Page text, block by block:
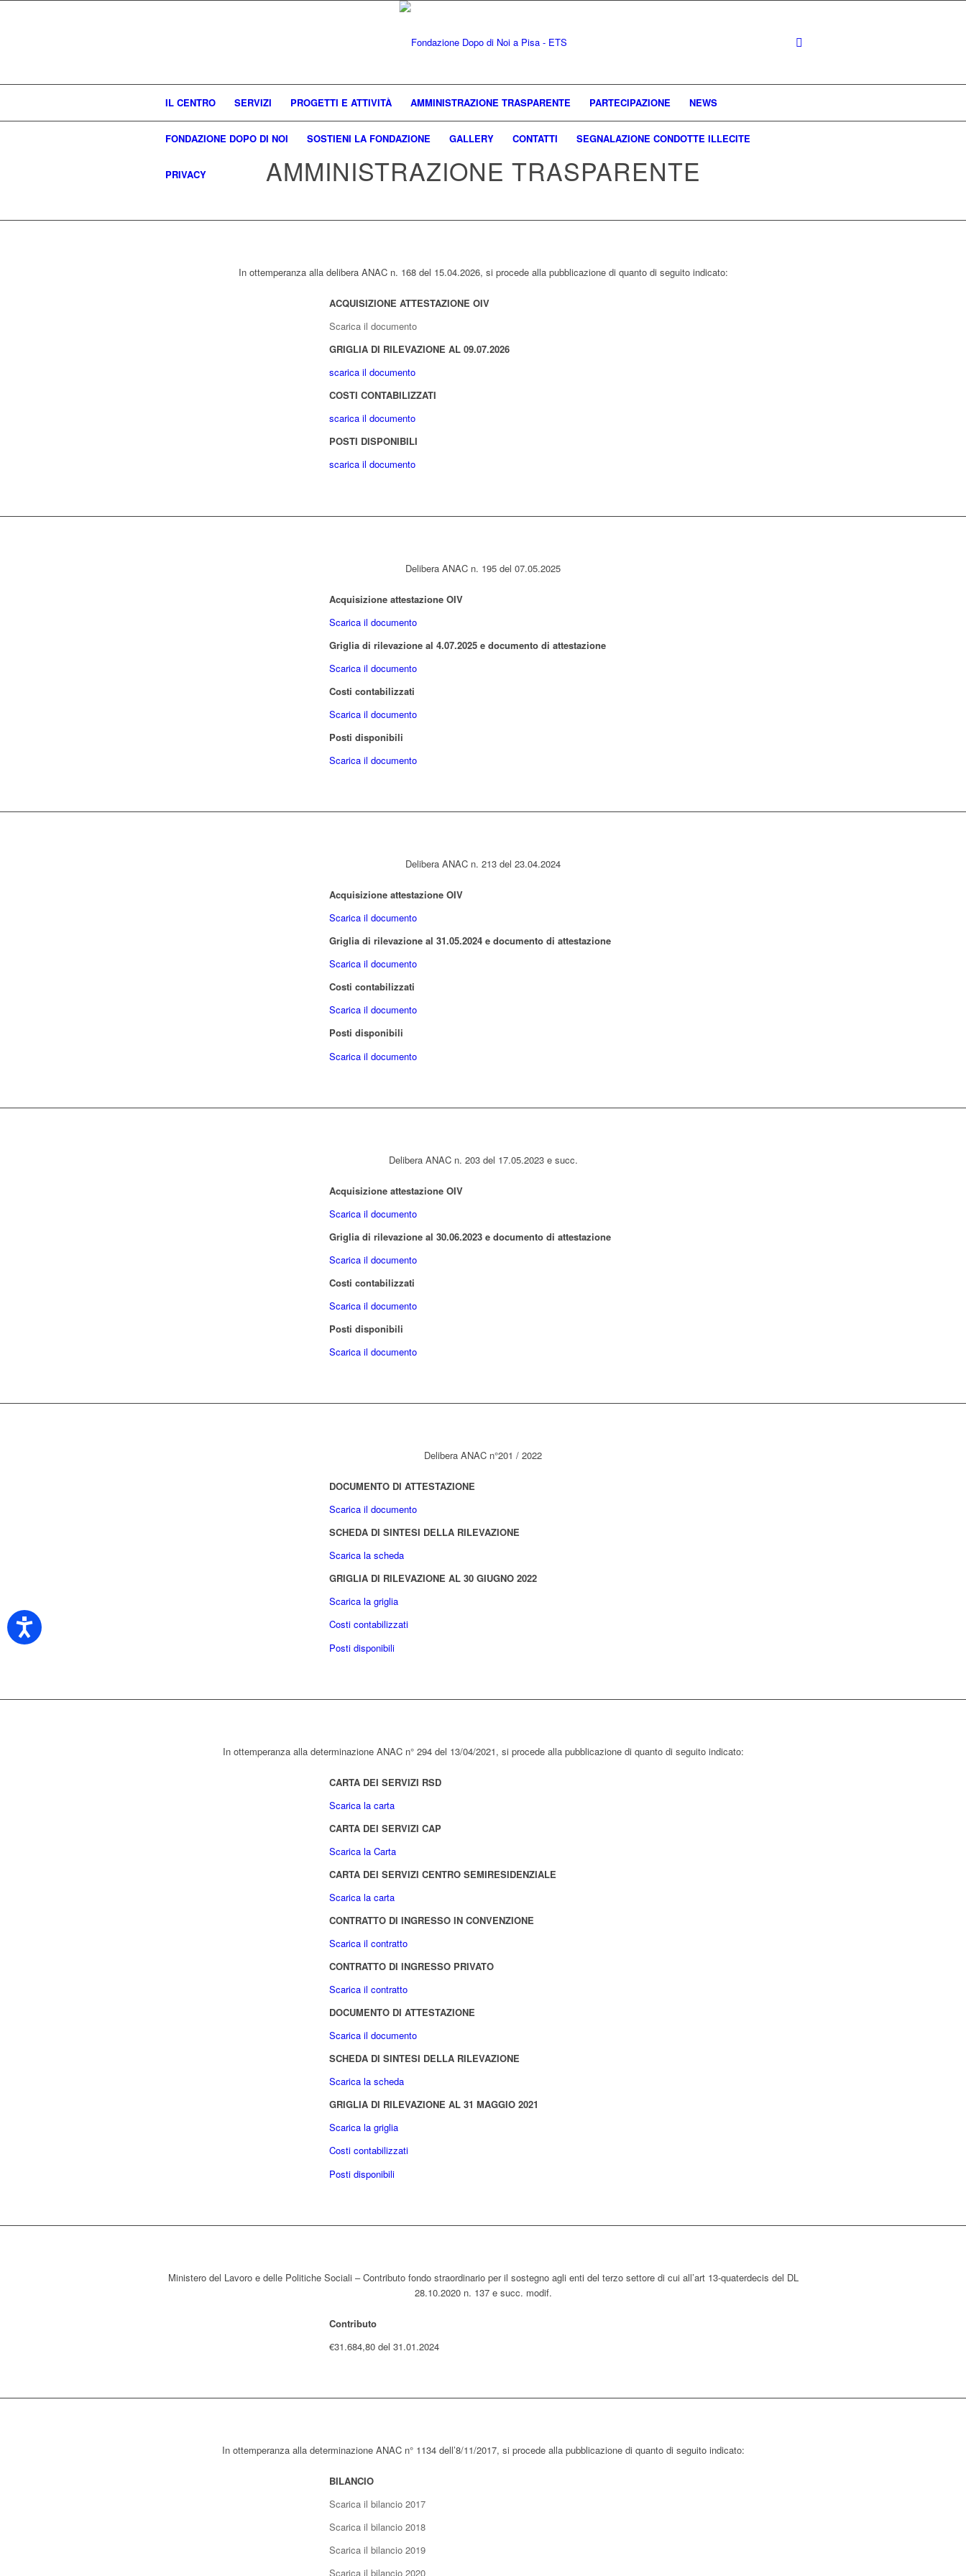
IL CENTRO SERVIZI PROGETTI E ATTIVITÀ AMMINISTRAZIONE TRASPARENTE PARTECIPAZIONE NEWS
FONDAZIONE DOPO DI NOI SOSTIENI LA FONDAZIONE GALLERY CONTATTI SEGNALAZIONE CONDOTTE ILLECITE
PRIVACY AMMINISTRAZIONE TRASPARENTE
In ottemperanza alla delibera ANAC n. 168 del 15.04.2026, si procede alla pubblicazione di quanto di seguito indicato:
ACQUISIZIONE ATTESTAZIONE OIV
Scarica il documento
GRIGLIA DI RILEVAZIONE AL 09.07.2026
scarica il documento
COSTI CONTABILIZZATI
scarica il documento
POSTI DISPONIBILI
scarica il documento
Delibera ANAC n. 195 del 07.05.2025
Acquisizione attestazione OIV
Scarica il documento
Griglia di rilevazione al 4.07.2025 e documento di attestazione
Scarica il documento
Costi contabilizzati
Scarica il documento
Posti disponibili
Scarica il documento
Delibera ANAC n. 213 del 23.04.2024
Acquisizione attestazione OIV
Scarica il documento
Griglia di rilevazione al 31.05.2024 e documento di attestazione
Scarica il documento
Costi contabilizzati
Scarica il documento
Posti disponibili
Scarica il documento
Delibera ANAC n. 203 del 17.05.2023 e succ.
Acquisizione attestazione OIV
Scarica il documento
Griglia di rilevazione al 30.06.2023 e documento di attestazione
Scarica il documento
Costi contabilizzati
Scarica il documento
Posti disponibili
Scarica il documento
Delibera ANAC n°201 / 2022
DOCUMENTO DI ATTESTAZIONE
Scarica il documento
SCHEDA DI SINTESI DELLA RILEVAZIONE
Scarica la scheda
GRIGLIA DI RILEVAZIONE AL 30 GIUGNO 2022
Scarica la griglia
Costi contabilizzati
Posti disponibili
In ottemperanza alla determinazione ANAC n° 294 del 13/04/2021, si procede alla pubblicazione di quanto di seguito indicato:
CARTA DEI SERVIZI RSD
Scarica la carta
CARTA DEI SERVIZI CAP
Scarica la Carta
CARTA DEI SERVIZI CENTRO SEMIRESIDENZIALE
Scarica la carta
CONTRATTO DI INGRESSO IN CONVENZIONE
Scarica il contratto
CONTRATTO DI INGRESSO PRIVATO
Scarica il contratto
DOCUMENTO DI ATTESTAZIONE
Scarica il documento
SCHEDA DI SINTESI DELLA RILEVAZIONE
Scarica la scheda
GRIGLIA DI RILEVAZIONE AL 31 MAGGIO 2021
Scarica la griglia
Costi contabilizzati
Posti disponibili
Ministero del Lavoro e delle Politiche Sociali – Contributo fondo straordinario per il sostegno agli enti del terzo settore di cui all’art 13-quaterdecis del DL
28.10.2020 n. 137 e succ. modif.
Contributo
€31.684,80 del 31.01.2024
In ottemperanza alla determinazione ANAC n° 1134 dell’8/11/2017, si procede alla pubblicazione di quanto di seguito indicato:
BILANCIO
Scarica il bilancio 2017
Scarica il bilancio 2018
Scarica il bilancio 2019
Scarica il bilancio 2020